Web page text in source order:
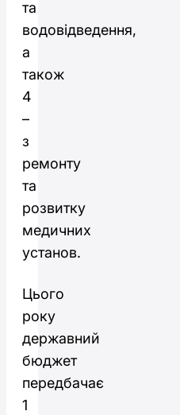
та
водовідведення,
а
також
4
–
з
ремонту
та
розвитку
медичних
установ.
Цього
року
державний
бюджет
передбачає
1